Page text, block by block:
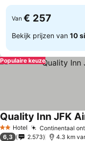
Van € 257
Bekijk prijzen van 10
Populaire keuze
2 Sterren
Hotel Continentaal
Quality Inn JFK
6,3 2.573 4.3 km